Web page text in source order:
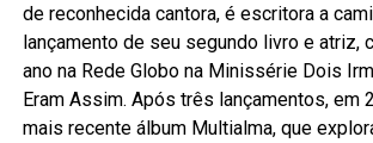
de reconhecida cantora, é escritora a
lançamento de seu segundo livro e atriz,
ano na Rede Globo na Minissérie Dois
Eram Assim. Após três lançamentos, em
mais recente álbum Multialma, que